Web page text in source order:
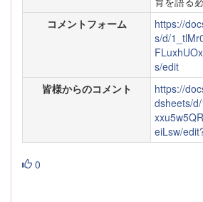
コメントフォーム
https://
s/d/
s/edit
皆様からのコメント
https://
dsheets/
eiLsw/
0